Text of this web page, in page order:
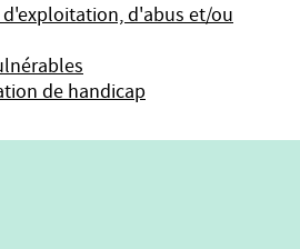
d'exploitation, d'abus et/ou
de handicap